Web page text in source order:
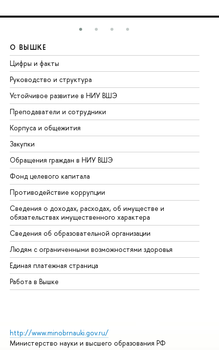
О ВЫШКЕ
Цифры и факты
Руководство и структура
Устойчивое развитие в НИУ ВШЭ
Преподаватели и сотрудники
Корпуса и общежития
Закупки
Обращения граждан в НИУ ВШЭ
Фонд целевого капитала
Противодействие коррупции
Сведения о доходах, расходах, об имуществе и
обязательствах имущественного характера
Сведения об образовательной организации
Людям с ограниченными возможностями здоровья
Единая платежная страница
Работа в Вышке
http://www.minobrnauki.gov.ru/
Министерство науки и высшего образования РФ